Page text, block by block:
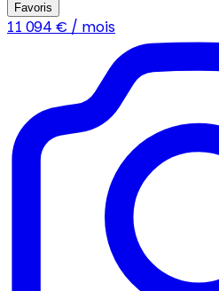
Favoris
11 094 € / mois